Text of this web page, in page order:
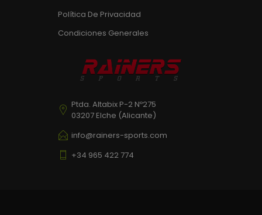
Política De Privacidad
Condiciones Generales
Ptda. Altabix P-2 Nº275
03207 Elche (Alicante)
info@rainers-sports.com
+34 965 422 774